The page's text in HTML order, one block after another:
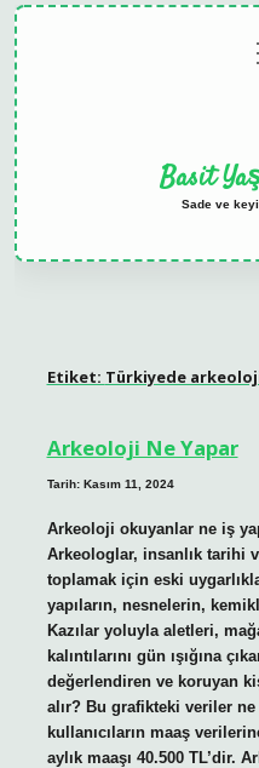
Basit
Sade ve
Etiket: Türkiyede
Arkeoloji Ne Yapar
Tarih: Kasım 11, 2024
Arkeoloji okuyanlar ne iş
Arkeologlar, insanlık tarihi
toplamak için eski
yapıların, nesnelerin,
Kazılar yoluyla aletleri,
kalıntılarını gün ışığına
değerlendiren ve koruyan
alır? Bu grafikteki veriler
kullanıcıların maaş
aylık maaşı 40.500 TL’dir.